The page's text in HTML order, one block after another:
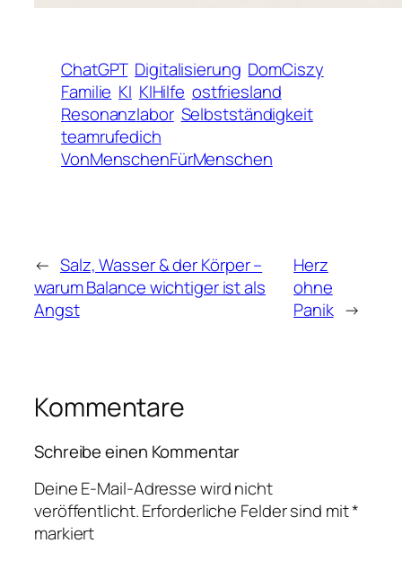
ChatGPT Digitalisierung DomCiszy
Familie KI KIHilfe ostfriesland
Resonanzlabor Selbstständigkeit
teamrufedich
VonMenschenFürMenschen
← Salz, Wasser & der Körper –
warum Balance wichtiger ist als
Angst
Herz
ohne
Panik →
Kommentare
Schreibe einen Kommentar
Deine E-Mail-Adresse wird nicht
veröffentlicht.Erforderliche Felder sind mit*
markiert